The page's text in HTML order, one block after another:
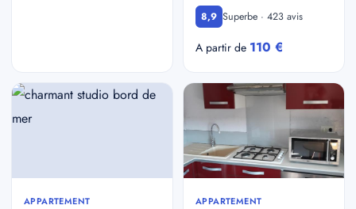
8,9 Superbe · 423 avis
A partir de 110 €
APPARTEMENT APPARTEMENT